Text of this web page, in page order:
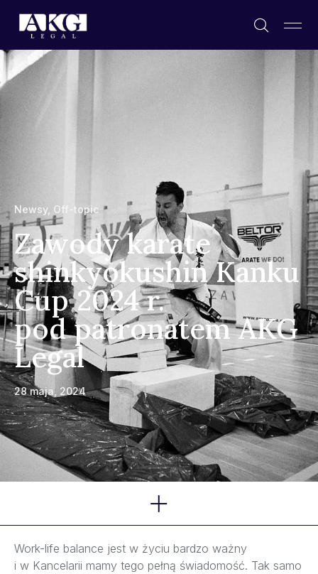
Newsy, Off-topic
Zawody karate
shinkyokushin Kanku
Cup 2024 r.
pod patronatem AKG
Legal
28 maja, 2024
Work-life balance jest w życiu bardzo ważny
i w Kancelarii mamy tego pełną świadomość. Tak samo